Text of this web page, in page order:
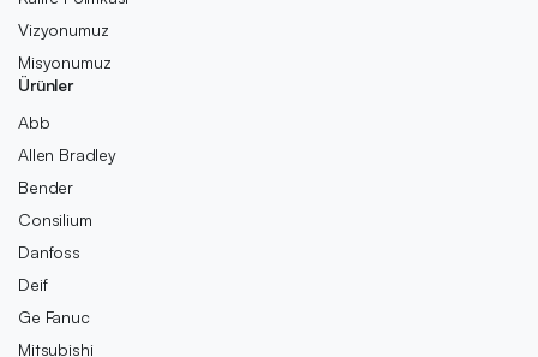
Vizyonumuz
Misyonumuz
Ürünler
Abb
Allen Bradley
Bender
Consilium
Danfoss
Deif
Ge Fanuc
Mitsubishi